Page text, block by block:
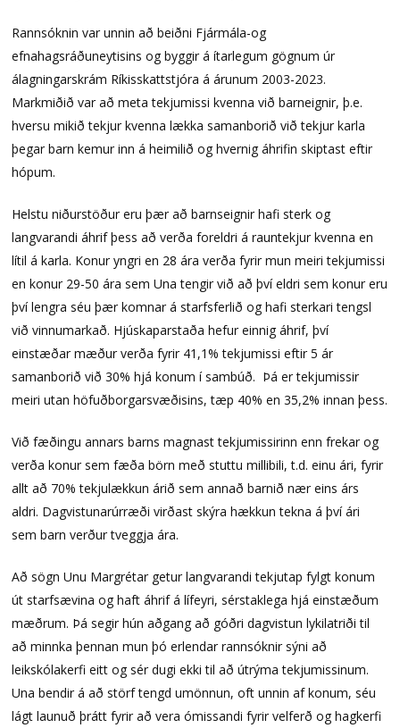
Rannsóknin var unnin að beiðni Fjármála-og
efnahagsráðuneytisins og byggir á ítarlegum gögnum úr
álagningarskrám Ríkisskattstjóra á árunum 2003-2023.
Markmiðið var að meta tekjumissi kvenna við barneignir, þ.e.
hversu mikið tekjur kvenna lækka samanborið við tekjur karla
þegar barn kemur inn á heimilið og hvernig áhrifin skiptast eftir
hópum.
Helstu niðurstöður eru þær að barnseignir hafi sterk og
langvarandi áhrif þess að verða foreldri á rauntekjur kvenna en
lítil á karla. Konur yngri en 28 ára verða fyrir mun meiri tekjumissi
en konur 29-50 ára sem Una tengir við að því eldri sem konur eru
því lengra séu þær komnar á starfsferlið og hafi sterkari tengsl
við vinnumarkað. Hjúskaparstaða hefur einnig áhrif, því
einstæðar mæður verða fyrir 41,1% tekjumissi eftir 5 ár
samanborið við 30% hjá konum í sambúð. Þá er tekjumissir
meiri utan höfuðborgarsvæðisins, tæp 40% en 35,2% innan þess.
Við fæðingu annars barns magnast tekjumissirinn enn frekar og
verða konur sem fæða börn með stuttu millibili, t.d. einu ári, fyrir
allt að 70% tekjulækkun árið sem annað barnið nær eins árs
aldri. Dagvistunarúrræði virðast skýra hækkun tekna á því ári
sem barn verður tveggja ára.
Að sögn Unu Margrétar getur langvarandi tekjutap fylgt konum
út starfsævina og haft áhrif á lífeyri, sérstaklega hjá einstæðum
mæðrum. Þá segir hún aðgang að góðri dagvistun lykilatriði til
að minnka þennan mun þó erlendar rannsóknir sýni að
leikskólakerfi eitt og sér dugi ekki til að útrýma tekjumissinum.
Una bendir á að störf tengd umönnun, oft unnin af konum, séu
lágt launuð þrátt fyrir að vera ómissandi fyrir velferð og hagkerfi